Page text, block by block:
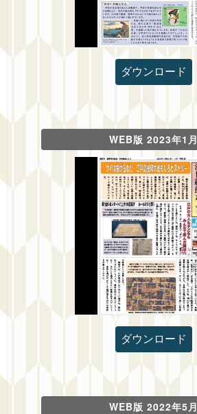
ダウンロード
WEB版 2023年1月
ダウンロード
WEB版 2022年5月